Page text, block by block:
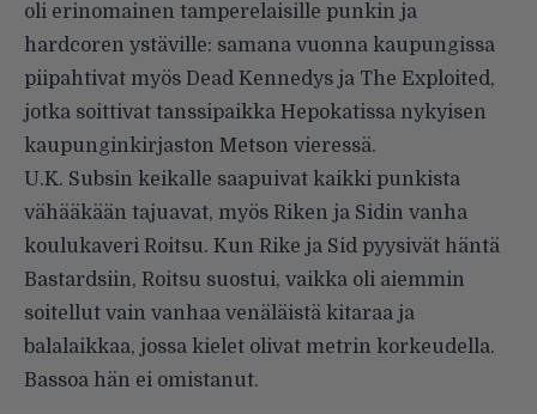
oli erinomainen tamperelaisille punkin ja
hardcoren ystäville: samana vuonna kaupungissa
piipahtivat myös Dead Kennedys ja The Exploited,
jotka soittivat tanssipaikka Hepokatissa nykyisen
kaupunginkirjaston Metson vieressä.
U.K. Subsin keikalle saapuivat kaikki punkista
vähääkään tajuavat, myös Riken ja Sidin vanha
koulukaveri Roitsu. Kun Rike ja Sid pyysivät häntä
Bastardsiin, Roitsu suostui, vaikka oli aiemmin
soitellut vain vanhaa venäläistä kitaraa ja
balalaikkaa, jossa kielet olivat metrin korkeudella.
Bassoa hän ei omistanut.